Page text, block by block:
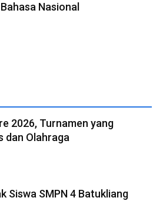
Nasional
2026, Turnamen yang
dan Olahraga
Siswa SMPN 4 Batukliang